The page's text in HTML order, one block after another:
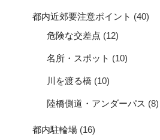
都内近郊要注意ポイント (40)
危険な交差点 (12)
名所・スポット (10)
川を渡る橋 (10)
陸橋側道・アンダーパス (8)
都内駐輪場 (16)